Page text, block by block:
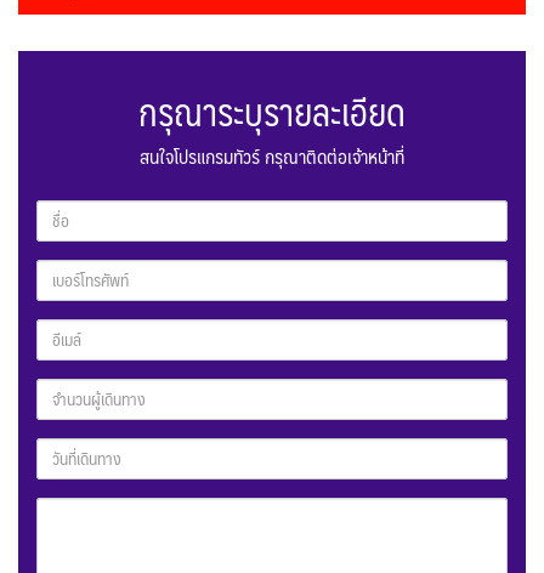
กรุณาระบุรายละเอียด
สนใจโปรแกรมทัวร์ กรุณาติดต่อเจ้าหน้าที่